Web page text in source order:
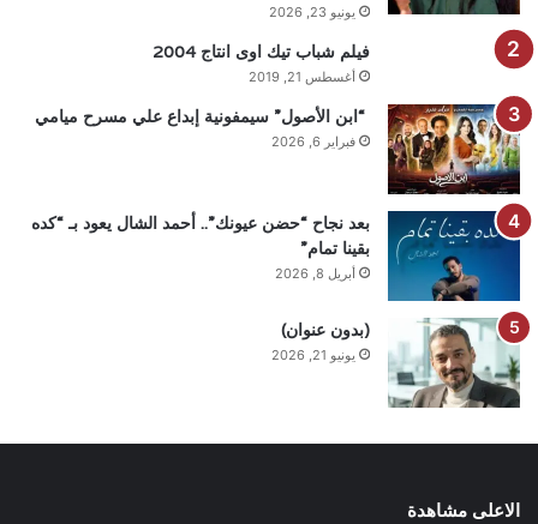
يونيو 23, 2026
فيلم شباب تيك اوى انتاج 2004
أغسطس 21, 2019
“ابن الأصول” سيمفونية إبداع علي مسرح ميامي
فبراير 6, 2026
بعد نجاح “حضن عيونك”.. أحمد الشال يعود بـ “كده
بقينا تمام”
أبريل 8, 2026
(بدون عنوان)
يونيو 21, 2026
الاعلى مشاهدة